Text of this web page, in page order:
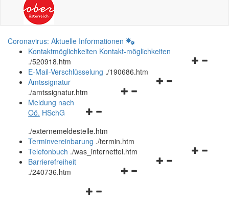
Coronavirus: Aktuelle Informationen
Kontaktmöglichkeiten Kontakt-möglichkeiten
./520918.htm
Navigationsmenü
E-Mail-Verschlüsselung ./190686.htm
Navigationsmenü
Amtssignatur
./amtssignatur.htm
Navigationsmenü
und
schließen
Meldung nach
Oö. HSchG
./externemeldestelle.htm
Terminvereinbarung ./termin.htm
Navigationsmenü
Telefonbuch ./was_internettel.htm
Navigationsmenü
Barrierefreiheit
./240736.htm
Navigationsmenü